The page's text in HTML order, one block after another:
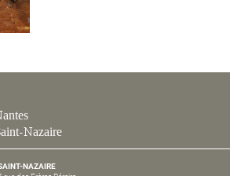
Nazaire
NAZAIRE